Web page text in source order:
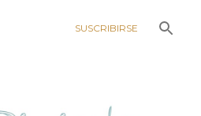
SUSCRIBIRSE